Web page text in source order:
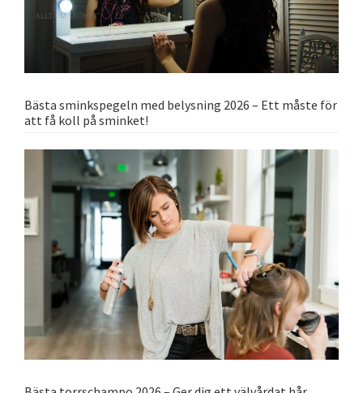
Bästa sminkspegeln med belysning 2026 – Ett måste för
att få koll på sminket!